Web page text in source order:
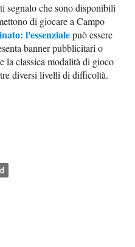
segnalo che sono disponibili
di giocare a Campo
l'essenzialepuò essere
banner pubblicitari o
la classica modalità di gioco
diversi livelli di difficoltà.